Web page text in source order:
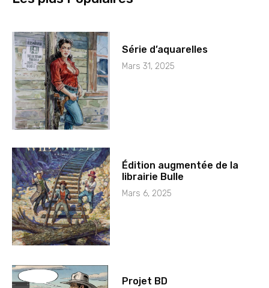
Série d’aquarelles
Mars 31, 2025
Édition augmentée de la
librairie Bulle
Mars 6, 2025
Projet BD